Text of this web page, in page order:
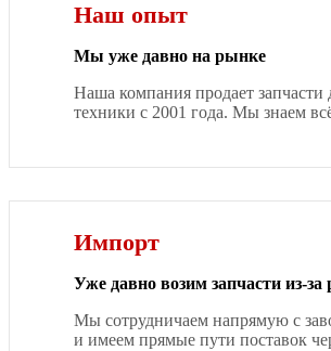
Наш опыт
Мы уже давно на рынке
Наша компания продает запчасти
техники с 2001 года. Мы знаем
Импорт
Уже давно возим запчасти из-за
Мы сотрудничаем напрямую с
и имеем прямые пути поставок